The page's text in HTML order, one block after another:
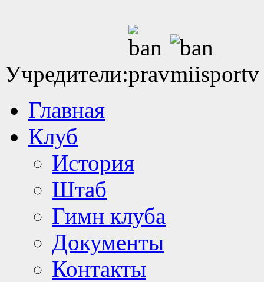
Учредители:
Главная
Клуб
История
Штаб
Гимн клуба
Документы
Контакты